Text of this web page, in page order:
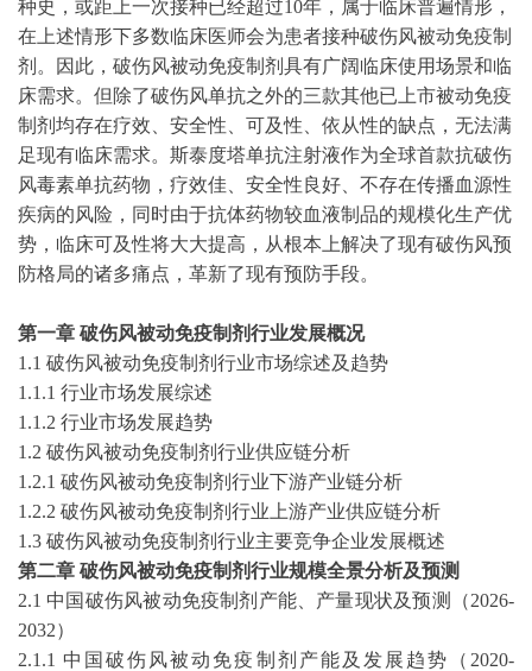
种史，或距上一次接种已经超过10年，属于临床普遍情形，
在上述情形下多数临床医师会为患者接种破伤风被动免疫制
剂。因此，破伤风被动免疫制剂具有广阔临床使用场景和临
床需求。但除了破伤风单抗之外的三款其他已上市被动免疫
制剂均存在疗效、安全性、可及性、依从性的缺点，无法满
足现有临床需求。斯泰度塔单抗注射液作为全球首款抗破伤
风毒素单抗药物，疗效佳、安全性良好、不存在传播血源性
疾病的风险，同时由于抗体药物较血液制品的规模化生产优
势，临床可及性将大大提高，从根本上解决了现有破伤风预
防格局的诸多痛点，革新了现有预防手段。
第一章 破伤风被动免疫制剂行业发展概况
1.1 破伤风被动免疫制剂 行业市场综述及趋势
1.1.1 行业市场发展综述
1.1.2 行业市场发展趋势
1.2 破伤风被动免疫制剂 行业供应链分析
1.2.1 破伤风被动免疫制剂 行业下游产业链分析
1.2.2 破伤风被动免疫制剂 行业上游产业供应链分析
1.3 破伤风被动免疫制剂 行业主要竞争企业发展概述
第二章 破伤风被动免疫制剂行业规模全景分析及预测
2.1 中国 破伤风被动免疫制剂 产能、产量现状及预测（2026-
2032）
2.1.1 中国破伤风被动免疫制剂 产能及发展趋势（ 2020-